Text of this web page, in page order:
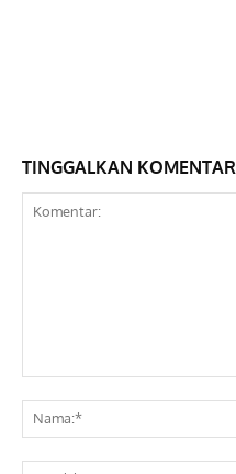
TINGGALKAN KOMENTAR